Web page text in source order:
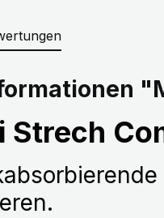
Strech